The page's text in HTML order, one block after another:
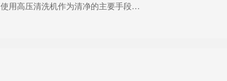
使用高压清洗机作为清净的主要手段，